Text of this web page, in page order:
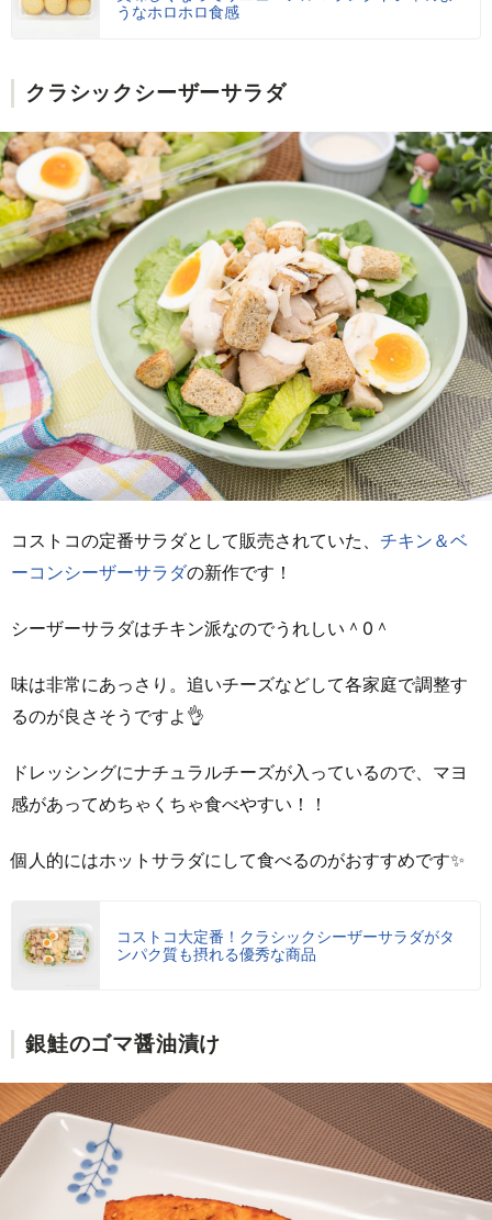
うなホロホロ食感
クラシックシーザーサラダ
コストコの定番サラダとして販売されていた、 チキン＆ベ
ーコンシーザーサラダの新作です！
シーザーサラダはチキン派なのでうれしい＾0＾
味は非常にあっさり。追いチーズなどして各家庭で調整す
るのが良さそうですよ👌
ドレッシングにナチュラルチーズが入っているので、マヨ
感があってめちゃくちゃ食べやすい！！
個人的にはホットサラダにして食べるのがおすすめです✨
コストコ大定番！クラシックシーザーサラダがタ
ンパク質も摂れる優秀な商品
銀鮭のゴマ醤油漬け